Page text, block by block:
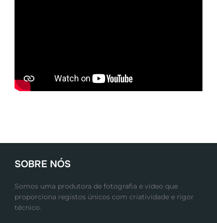
SOBRE NÓS
Somos uma produtora de fotografia e vídeo que
proporciona registos únicos com criatividade e rigor
técnico.